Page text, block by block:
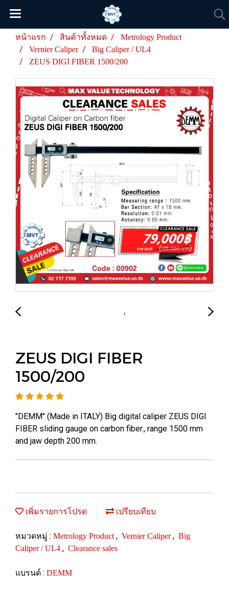
หน้าแรก สินค้าทั้งหมด
Metrology Product
Vernier Caliper
Big Caliper / UL4
ZEUS DIGI FIBER 1500/200
ZEUS DIGI FIBER
1500/200
"DEMM" (Made in ITALY) Big digital caliper ZEUS DIGI
FIBER sliding gauge on carbon fiber., range 1500 mm
and jaw depth 200 mm.
เพิ่มรายการโปรด เปรียบเทียบ
หมวดหมู่ : Metrology Product , Vernier Caliper, Big
Caliper / UL4 , Clearance sales
แบรนด์ : DEMM